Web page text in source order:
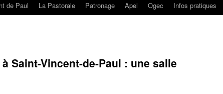
de Paul La Pastorale Patronage Apel Ogec Infos pratiques
Saint-Vincent-de-Paul : une salle